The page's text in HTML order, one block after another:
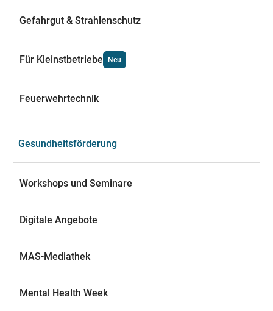
Gefahrgut & Strahlenschutz
Für Kleinstbetriebe Neu
Feuerwehrtechnik
Gesundheitsförderung
Workshops und Seminare
Digitale Angebote
MAS-Mediathek
Mental Health Week